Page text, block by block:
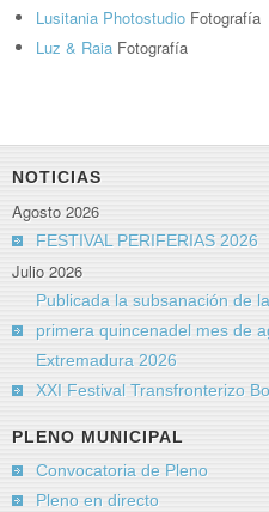
Lusitania Photostudio Fotografía
Luz & Raia Fotografía
NOTICIAS
Agosto 2026
FESTIVAL PERIFERIAS 2026
Julio 2026
Publicada la subsanación de
primera quincenadel mes de
Extremadura 2026
XXI Festival Transfronterizo
PLENO MUNICIPAL
Convocatoria de Pleno
Pleno en directo